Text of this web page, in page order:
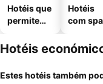
Hotéis que
permitem
Hotéis
com spa
Hotéis
Estes hotéis também